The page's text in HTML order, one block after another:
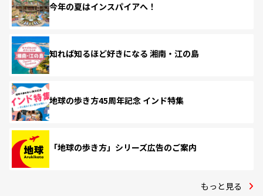
今年の夏はインスパイアへ！
知れば知るほど好きになる 湘南・江の島
地球の歩き方45周年記念 インド特集
「地球の歩き方」シリーズ広告のご案内
もっと見る